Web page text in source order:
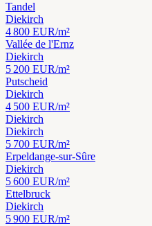
Tandel
Diekirch
4 800 EUR/m²
Vallée de l'Ernz
Diekirch
5 200 EUR/m²
Putscheid
Diekirch
4 500 EUR/m²
Diekirch
Diekirch
5 700 EUR/m²
Erpeldange-sur-Sûre
Diekirch
5 600 EUR/m²
Ettelbruck
Diekirch
5 900 EUR/m²